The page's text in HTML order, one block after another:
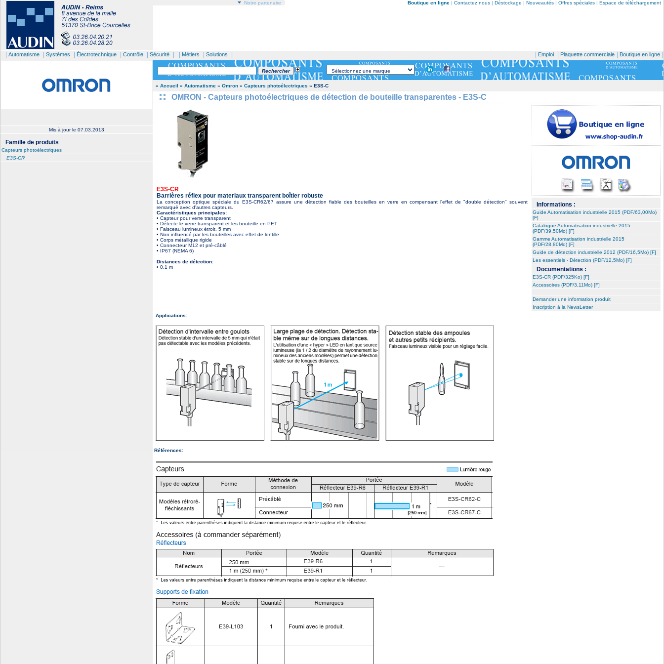
Notre partenaire Boutique en ligne | Contactez nous | Déstockage | Nouveautés | Offres spéciales | Espace de téléchargement
Emploi Plaquette commerciale Boutique en ligne
Automatisme Systèmes Électrotechnique Contrôle Sécurité Métiers Solutions
Mis à jour le 07.03.2013
Famille de produits
Capteurs photoélectriques
E3S-CR
» Accueil » Automatisme » Omron » Capteurs photoélectriques » E3S-C
OMRON - Capteurs photoélectriques de détection de bouteille transparentes - E3S-C
E3S-CR
Barrières réflex pour materiaux transparent boîtier robuste
La conception optique spéciale du E3S-CR62/67 assure une détection fiable des bouteilles en verre en compensant l'effet de "double détection" souvent
remarqué avec d'autres capteurs.
Caractéristiques principales:
• Capteur pour verre transparent
• Détecte le verre transparent et les bouteille en PET
• Faisceau lumineux étroit, 5 mm
• Non influencé par les bouteilles avec effet de lentille
• Corps métallique rigide
• Connecteur M12 et pré-câblé
• IP67 (NEMA 6)
Distances de détection:
• 0,1 m
Informations :
Guide Automatisation industrielle 2015 (PDF/63,00Mo)
[F]
Catalogue Automatisation industrielle 2015
(PDF/39,50Mo) [F]
Gamme Automatisation industrielle 2015
(PDF/28,80Mo) [F]
Guide de détection industrielle 2012 (PDF/16,5Mo) [F]
Les essentiels - Détection (PDF/12,5Mo) [F]
Documentations :
E3S-CR (PDF/325Ko) [F]
Accessoires (PDF/3,11Mo) [F]
Demander une information produit
Inscription à la NewsLetter
Applications:
Références: